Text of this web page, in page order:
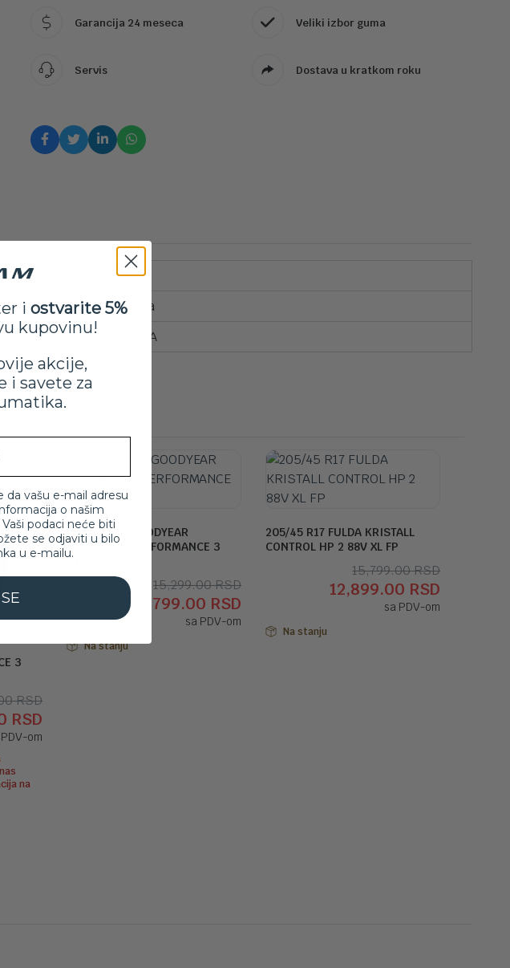
Garancija 24 meseca Veliki izbor guma
Servis Dostava u kratkom roku
17
Letnja
FULDA
3
RSDOriginalna
cena
je
RSD
Trenutna
cena
je:
om
na
205/55 R16 GOODYEAR
ULTRAGRIP PERFORMANCE 3
91T
15,299.00RSDOriginalna
cena
je
13,799.00 RSD
Trenutna
cena
je:
sa PDV-om
Na stanju
205/45 R17 FULDA KRISTALL
CONTROL HP 2 88V XL FP
15,799.00RSD
cena
je
12,899.00 RSD
Trenutna
cena
je:
sa PDV-om
Na stanju
i ostvarite 5%
kupovinu!
akcije,
i savete za
vašu e-mail adresu
o našim
podaci neće biti
se odjaviti u bilo
u e-mailu.